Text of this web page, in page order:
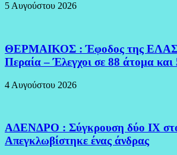
5 Αυγούστου 2026
ΘΕΡΜΑΙΚΟΣ : Έφοδος της ΕΛΑΣ
Περαία – Έλεγχοι σε 88 άτομα και
4 Αυγούστου 2026
ΑΔΕΝΔΡΟ : Σύγκρουση δύο ΙΧ
Απεγκλωβίστηκε ένας άνδρας